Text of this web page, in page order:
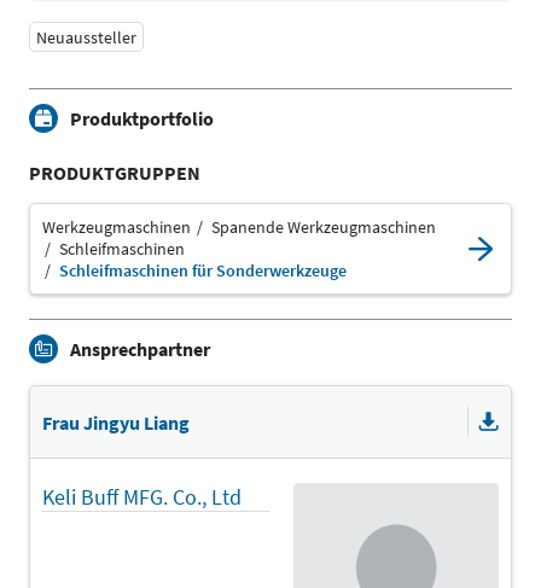
Neuaussteller
Produktportfolio
PRODUKTGRUPPEN
Werkzeugmaschinen
Spanende Werkzeugmaschinen
Schleifmaschinen
Schleifmaschinen für Sonderwerkzeuge
Ansprechpartner
Frau Jingyu Liang
Keli Buff MFG. Co., Ltd